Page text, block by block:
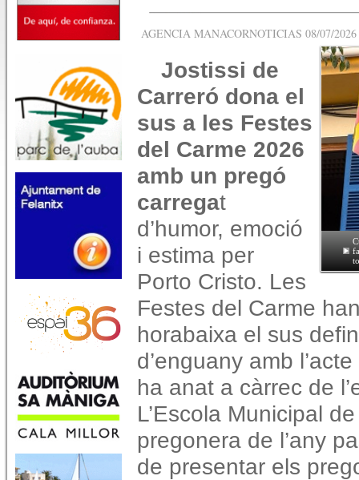
AGENCIA MANACORNOTICIAS 08/07/
Jostissi de
Carreró dona el
sus a les Festes
del Carme 2026
amb un pregó
carregat
d’humor, emoció
i estima per
Porto Cristo. Les
Festes del Carme
horabaixa el sus
d’enguany amb
ha anat a càrrec de
L’Escola Municipal
pregonera de l’any
de presentar els